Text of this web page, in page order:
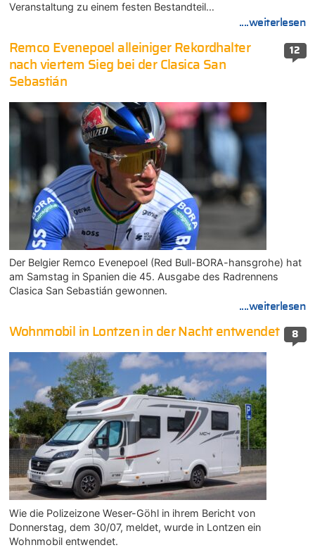
Veranstaltung zu einem festen Bestandteil…
....weiterlesen
12
Remco Evenepoel alleiniger Rekordhalter
nach viertem Sieg bei der Clasica San
Sebastián
Der Belgier Remco Evenepoel (Red Bull-BORA-hansgrohe) hat
am Samstag in Spanien die 45. Ausgabe des Radrennens
Clasica San Sebastián gewonnen.
....weiterlesen
8
Wohnmobil in Lontzen in der Nacht entwendet
Wie die Polizeizone Weser-Göhl in ihrem Bericht von
Donnerstag, dem 30/07, meldet, wurde in Lontzen ein
Wohnmobil entwendet.